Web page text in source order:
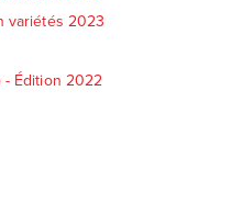
variétés 2023
- Édition 2022